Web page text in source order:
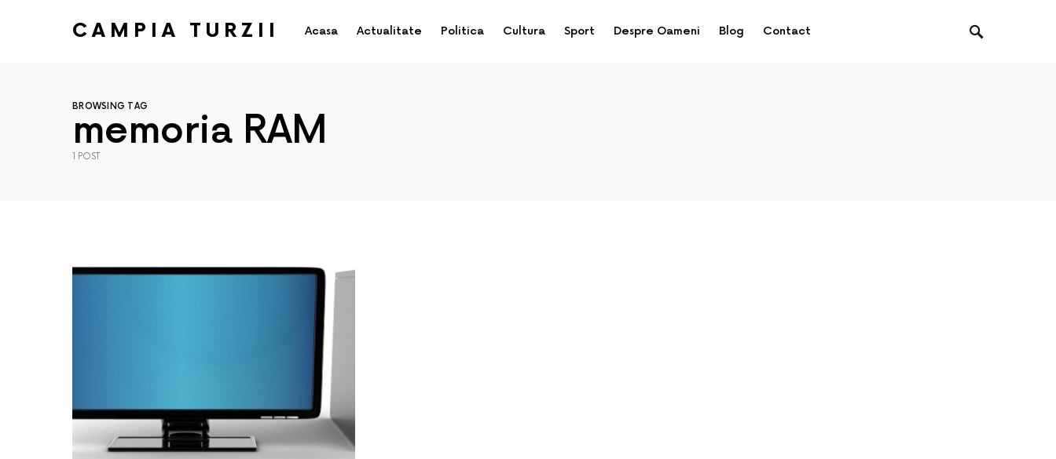
CAMPIA TURZII Acasa Actualitate Politica Cultura Sport Despre Oameni Blog Contact
BROWSING TAG
memoria RAM
1 POST